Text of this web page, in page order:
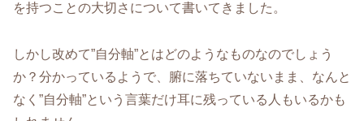
を持つことの大切さについて書いてきました。
しかし改めて”自分軸”とはどのようなものなのでしょう
か？分かっているようで、腑に落ちていないまま、なんと
なく”自分軸”という言葉だけ耳に残っている人もいるかも